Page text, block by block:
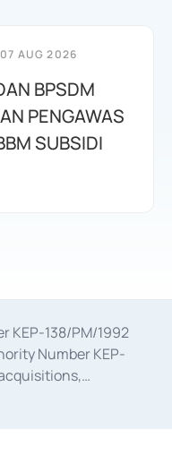
07 AUG 2026
BPSDM
PENGAWAS
SUBSIDI
KEP-138/PM/1992
Number KEP-
a provider of